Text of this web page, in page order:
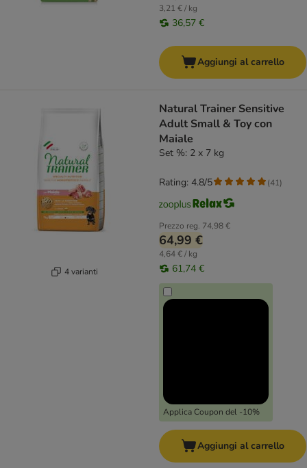
3,21 € / kg
36,57 €
Aggiungi al carrello
4 varianti
Natural Trainer Sensitive
Adult Small & Toy con
Maiale
Set %: 2 x 7 kg
Prezzo reg. 74,98 €
64,99 €
4,64 € / kg
61,74 €
Applica Coupon del -10%
Rating: 4.8/5 (41)
Aggiungi al carrello